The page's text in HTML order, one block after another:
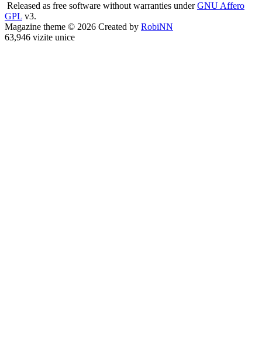
Released as free software without warranties underGNU Affero
GPL v3.
Magazine theme © 2026 Created by RobiNN
63,946 vizite unice